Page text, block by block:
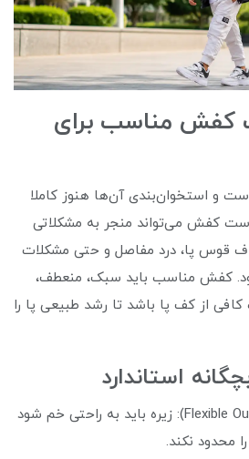
کفش مناسب برای
و استخوان‌بندی آن‌ها هنوز کاملا
کفش می‌تواند منجر به مشکلاتی
قوس پا، درد مفاصل و حتی مشکلات
کفش مناسب باید سبک، منعطف،
از کف پا باشد تا رشد طبیعی پا را
زیره منعطف (Flexible Outsole): زیره باید به راحتی خم شود
محدود نکند.